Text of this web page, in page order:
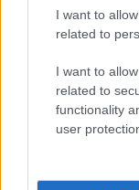
I want to
related to
I want to
related to
functionality
user